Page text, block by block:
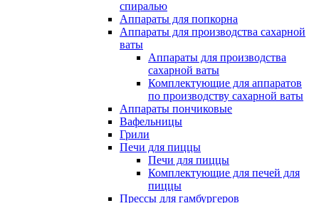
спиралью
Аппараты для попкорна
Аппараты для производства сахарной
ваты
Аппараты для производства
сахарной ваты
Комплектующие для аппаратов
по производству сахарной ваты
Аппараты пончиковые
Вафельницы
Грили
Печи для пиццы
Печи для пиццы
Комплектующие для печей для
пиццы
Прессы для гамбургеров